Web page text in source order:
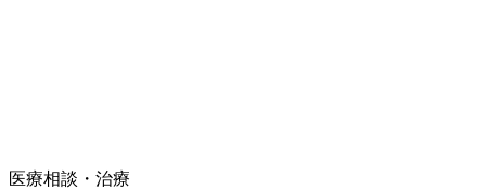
医療相談・治療